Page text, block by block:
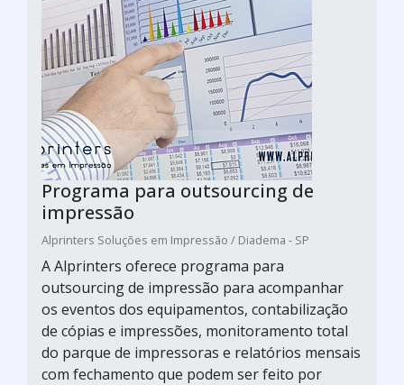
Programa para outsourcing de
impressão
Alprinters Soluções em Impressão / Diadema - SP
A Alprinters oferece programa para
outsourcing de impressão para acompanhar
os eventos dos equipamentos, contabilização
de cópias e impressões, monitoramento total
do parque de impressoras e relatórios mensais
com fechamento que podem ser feito por